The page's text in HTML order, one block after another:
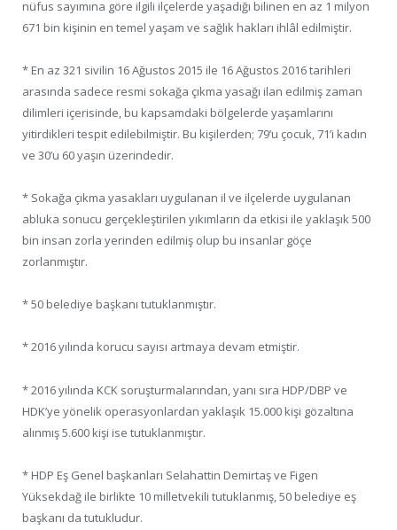
nüfus sayımına göre ilgili ilçelerde yaşadığı bilinen en az 1 milyon
671 bin kişinin en temel yaşam ve sağlık hakları ihlâl edilmiştir.
* En az 321 sivilin 16 Ağustos 2015 ile 16 Ağustos 2016 tarihleri
arasında sadece resmi sokağa çıkma yasağı ilan edilmiş zaman
dilimleri içerisinde, bu kapsamdaki bölgelerde yaşamlarını
yitirdikleri tespit edilebilmiştir. Bu kişilerden; 79’u çocuk, 71’i kadın
ve 30’u 60 yaşın üzerindedir.
* Sokağa çıkma yasakları uygulanan il ve ilçelerde uygulanan
abluka sonucu gerçekleştirilen yıkımların da etkisi ile yaklaşık 500
bin insan zorla yerinden edilmiş olup bu insanlar göçe
zorlanmıştır.
* 50 belediye başkanı tutuklanmıştır.
* 2016 yılında korucu sayısı artmaya devam etmiştir.
* 2016 yılında KCK soruşturmalarından, yanı sıra HDP/DBP ve
HDK’ye yönelik operasyonlardan yaklaşık 15.000 kişi gözaltına
alınmış 5.600 kişi ise tutuklanmıştır.
* HDP Eş Genel başkanları Selahattin Demirtaş ve Figen
Yüksekdağ ile birlikte 10 milletvekili tutuklanmış, 50 belediye eş
başkanı da tutukludur.